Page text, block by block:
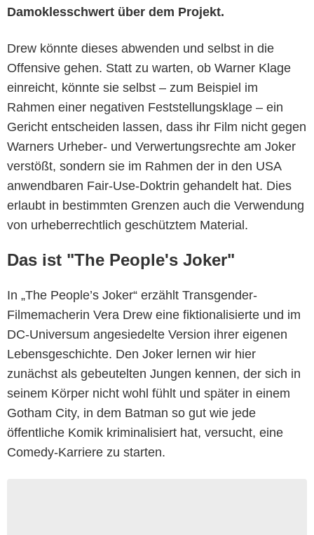
Damoklesschwert über dem Projekt.
Drew könnte dieses abwenden und selbst in die
Offensive gehen. Statt zu warten, ob Warner Klage
einreicht, könnte sie selbst – zum Beispiel im
Rahmen einer negativen Feststellungsklage – ein
Gericht entscheiden lassen, dass ihr Film nicht gegen
Warners Urheber- und Verwertungsrechte am Joker
verstößt, sondern sie im Rahmen der in den USA
anwendbaren Fair-Use-Doktrin gehandelt hat. Dies
erlaubt in bestimmten Grenzen auch die Verwendung
von urheberrechtlich geschütztem Material.
Das ist "The People's Joker"
In „The People’s Joker“ erzählt Transgender-
Filmemacherin Vera Drew eine fiktionalisierte und im
DC-Universum angesiedelte Version ihrer eigenen
Lebensgeschichte. Den Joker lernen wir hier
zunächst als gebeutelten Jungen kennen, der sich in
seinem Körper nicht wohl fühlt und später in einem
Gotham City, in dem Batman so gut wie jede
öffentliche Komik kriminalisiert hat, versucht, eine
Comedy-Karriere zu starten.